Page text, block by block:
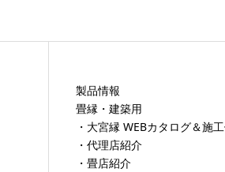
製品情報
畳縁・建築用
・大宮縁 WEBカタログ＆施
・代理店紹介
・畳店紹介